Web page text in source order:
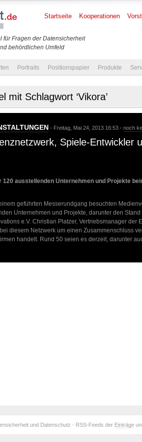
für Fragen der Datensicherheit
behördlichen Umfeld
Startseite Kooperationen
Portraits Positionspapier Produkte
mit Schlagwort ‘Vikora’
- Freitag, Mai 24, 2013 16:53 - noch
Spiele-Entwickler
120 ausstellenden Unternehmen und Projekte
geführten Messerundgang besuchten
Unternehmen und Projekte, darunter den Stand
e.V. Christian Platzer, Vertriebsmanager der
diesem Netzwerk um einen Zusammenschluss
handelt. Rund 50 seien es derzeit, darunter
und Datenschutz - RSS-Feeds der Einträge